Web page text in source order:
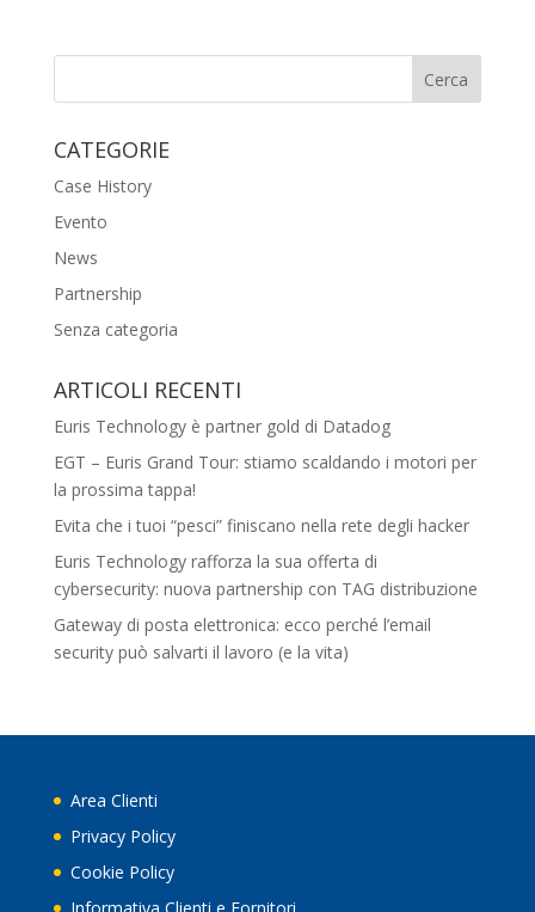
CATEGORIE
Case History
Evento
News
Partnership
Senza categoria
ARTICOLI RECENTI
Euris Technology è partner gold di Datadog
EGT – Euris Grand Tour: stiamo scaldando i motori per
la prossima tappa!
Evita che i tuoi “pesci” finiscano nella rete degli hacker
Euris Technology rafforza la sua offerta di
cybersecurity: nuova partnership con TAG distribuzione
Gateway di posta elettronica: ecco perché l’email
security può salvarti il lavoro (e la vita)
Area Clienti
Privacy Policy
Cookie Policy